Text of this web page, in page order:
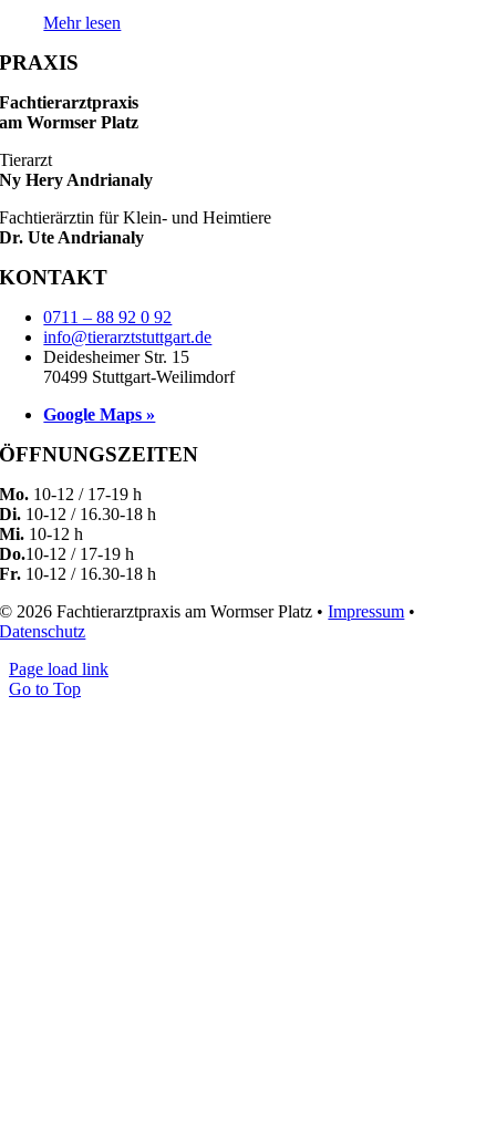
Mehr lesen
PRAXIS
Fachtierarztpraxis
am Wormser Platz
Tierarzt
Ny Hery Andrianaly
Fachtierärztin für Klein- und Heimtiere
Dr. Ute Andrianaly
KONTAKT
0711 – 88 92 0 92
info@tierarztstuttgart.de
Deidesheimer Str. 15
70499 Stuttgart-Weilimdorf
Google Maps »
ÖFFNUNGSZEITEN
Mo. 10-12 / 17-19 h
Di. 10-12 / 16.30-18 h
Mi. 10-12 h
Do.10-12 / 17-19 h
Fr. 10-12 / 16.30-18 h
© 2026 Fachtierarztpraxis am Wormser Platz •Impressum •
Datenschutz
Page load link
Go to Top